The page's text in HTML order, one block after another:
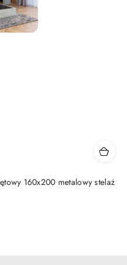
160x200 metalowy stelaż